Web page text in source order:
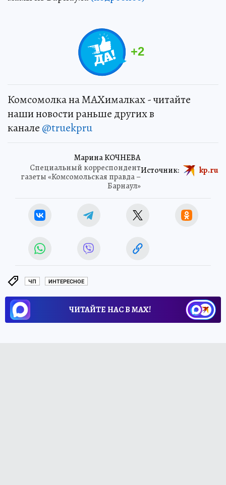
+2
Комсомолка на MAXималках - читайте
наши новости раньше других в
канале @truekpru
Марина КОЧНЕВА
Специальный корреспондент
газеты «Комсомольская правда –
Барнаул»
Источник: kp.ru
ЧП ИНТЕРЕСНОЕ
ЧИТАЙТЕ НАС В МАХ!